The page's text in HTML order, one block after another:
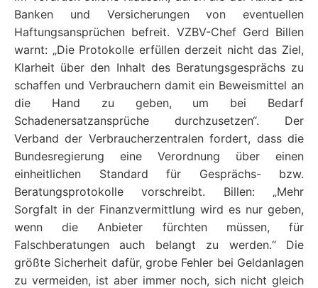
Banken und Versicherungen von eventuellen
Haftungsansprüchen befreit. VZBV-Chef Gerd Billen
warnt: „Die Protokolle erfüllen derzeit nicht das Ziel,
Klarheit über den Inhalt des Beratungsgesprächs zu
schaffen und Verbrauchern damit ein Beweismittel an
die Hand zu geben, um bei Bedarf
Schadenersatzansprüche durchzusetzen“. Der
Verband der Verbraucherzentralen fordert, dass die
Bundesregierung eine Verordnung über einen
einheitlichen Standard für Gesprächs- bzw.
Beratungsprotokolle vorschreibt. Billen: „Mehr
Sorgfalt in der Finanzvermittlung wird es nur geben,
wenn die Anbieter fürchten müssen, für
Falschberatungen auch belangt zu werden.“ Die
größte Sicherheit dafür, grobe Fehler bei Geldanlagen
zu vermeiden, ist aber immer noch, sich nicht gleich